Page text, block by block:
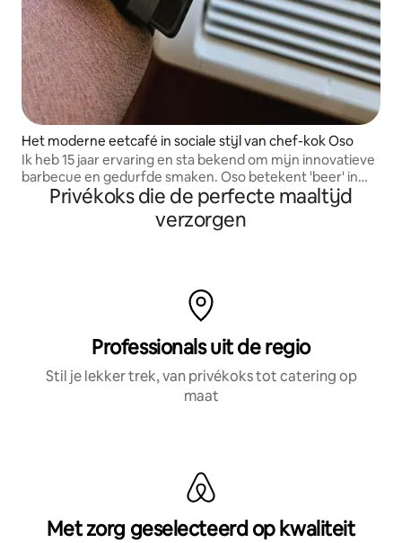
Het moderne eetcafé in sociale stijl van chef-kok Oso
Ik heb 15 jaar ervaring en sta bekend om mijn innovatieve
barbecue en gedurfde smaken. Oso betekent 'beer' in
het Spaans, een knipoog naar mijn bijnaam en stijl.
Privékoks die de perfecte maaltijd
verzorgen
Professionals uit de regio
Stil je lekker trek, van privékoks tot catering op
maat
Met zorg geselecteerd op kwaliteit